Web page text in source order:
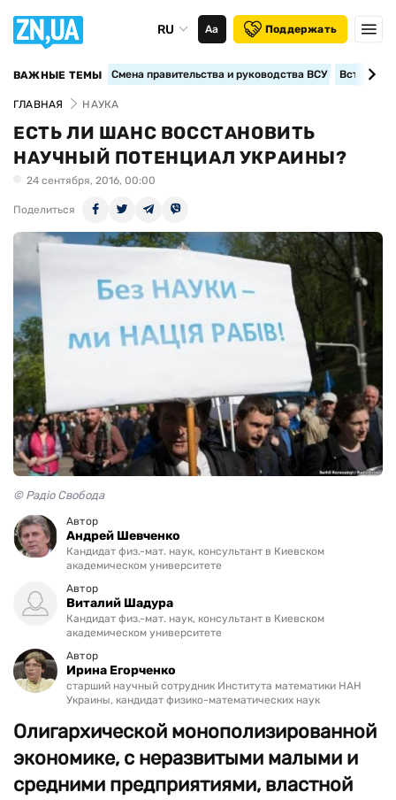
RU Аа Поддержать
ВАЖНЫЕ ТЕМЫ Смена правительства и руководства ВСУ
ГЛАВНАЯ НАУКА
ЕСТЬ ЛИ ШАНС ВОССТАНОВИТЬ
НАУЧНЫЙ ПОТЕНЦИАЛ УКРАИНЫ?
24 сентября, 2016, 00:00
Поделиться
© Радіо Свобода
Автор
Андрей Шевченко
Кандидат физ.-мат. наук, консультант в Киевском
академическом университете
Автор
Виталий Шадура
Кандидат физ.-мат. наук, консультант в Киевском
академическом университете
Автор
Ирина Егорченко
старший научный сотрудник Института математики НАН
Украины, кандидат физико-математических наук
Олигархической монополизированной
экономике, с неразвитыми малыми и
средними предприятиями, властной